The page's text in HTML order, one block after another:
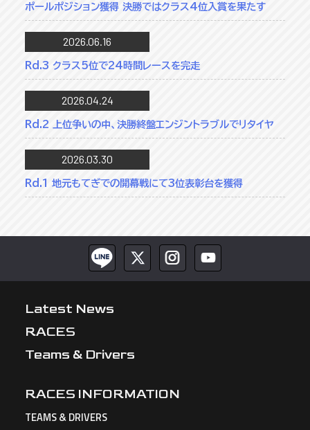
ポールポジション獲得 決勝ではクラス4位入賞を果たす
2026.06.16
Rd.3 クラス5位で24時間レースを完走
2026.04.24
Rd.2 上位争いの中、決勝終盤エンジントラブルでリタイヤ
2026.03.30
Rd.1 地元もてぎでの開幕戦にて3位表彰台を獲得
Latest News
RACES
Teams & Drivers
RACES INFORMATION
TEAMS & DRIVERS